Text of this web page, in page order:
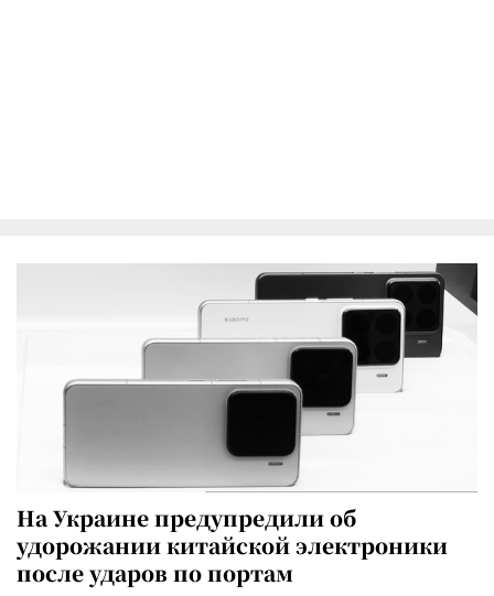
На Украине предупредили об
удорожании китайской электроники
после ударов по портам